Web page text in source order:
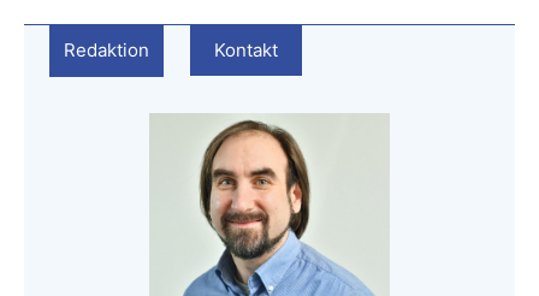
Redaktion Kontakt